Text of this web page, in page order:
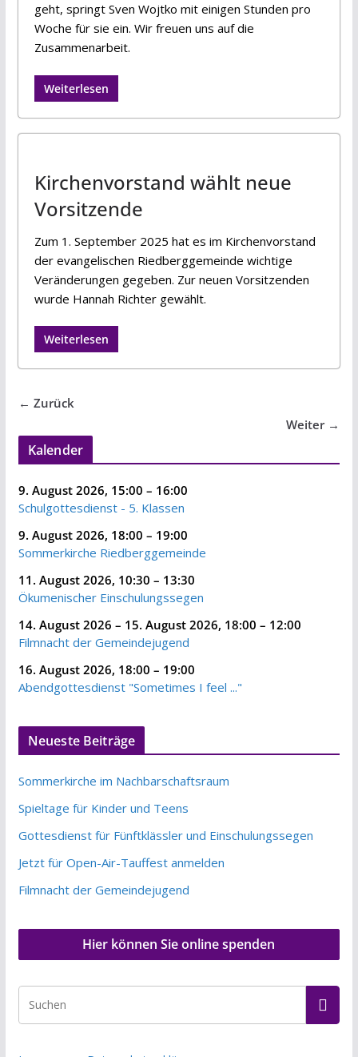
geht, springt Sven Wojtko mit einigen Stunden pro
Woche für sie ein. Wir freuen uns auf die
Zusammenarbeit.
Weiterlesen
Kirchenvorstand wählt neue
Vorsitzende
Zum 1. September 2025 hat es im Kirchenvorstand
der evangelischen Riedberggemeinde wichtige
Veränderungen gegeben. Zur neuen Vorsitzenden
wurde Hannah Richter gewählt.
Weiterlesen
← Zurück
Weiter →
Kalender
9. August 2026, 15:00 – 16:00
Schulgottesdienst - 5. Klassen
9. August 2026, 18:00 – 19:00
Sommerkirche Riedberggemeinde
11. August 2026, 10:30 – 13:30
Ökumenischer Einschulungssegen
14. August 2026 – 15. August 2026, 18:00 – 12:00
Filmnacht der Gemeindejugend
16. August 2026, 18:00 – 19:00
Abendgottesdienst "Sometimes I feel ..."
Neueste Beiträge
Sommerkirche im Nachbarschaftsraum
Spieltage für Kinder und Teens
Gottesdienst für Fünftklässler und Einschulungssegen
Jetzt für Open-Air-Tauffest anmelden
Filmnacht der Gemeindejugend
Hier können Sie online spenden